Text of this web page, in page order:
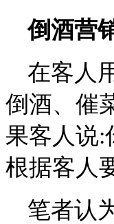
倒酒营
在客人
倒酒、催
果客人说:
根据客人
笔者认